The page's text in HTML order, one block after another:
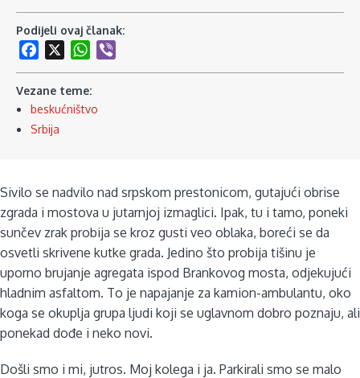
Podijeli ovaj članak:
Facebook
WhatsApp
Vezane teme:
beskućništvo
Srbija
Sivilo se nadvilo nad srpskom prestonicom, gutajući obrise
zgrada i mostova u jutarnjoj izmaglici. Ipak, tu i tamo, poneki
sunčev zrak probija se kroz gusti veo oblaka, boreći se da
osvetli skrivene kutke grada. Jedino što probija tišinu je
uporno brujanje agregata ispod Brankovog mosta, odjekujući
hladnim asfaltom. To je napajanje za kamion-ambulantu, oko
koga se okuplja grupa ljudi koji se uglavnom dobro poznaju, ali
ponekad dođe i neko novi.
Došli smo i mi, jutros. Moj kolega i ja. Parkirali smo se malo